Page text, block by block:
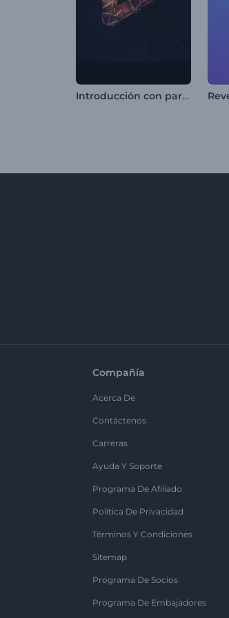
Introducción con partículas de llama brillante
Compañía
Acerca De
Contáctenos
Carreras
Ayuda Y Soporte
Programa De Afiliado
Política De Privacidad
Términos Y Condiciones
Sitemap
Programa De Socios
Programa De Embajadores